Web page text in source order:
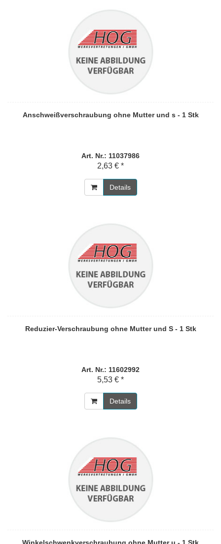
Anschweißverschraubung ohne Mutter und s - 1 Stk
Art. Nr.: 11037986
2,63 € *
Details
Reduzier-Verschraubung ohne Mutter und S - 1 Stk
Art. Nr.: 11602992
5,53 € *
Details